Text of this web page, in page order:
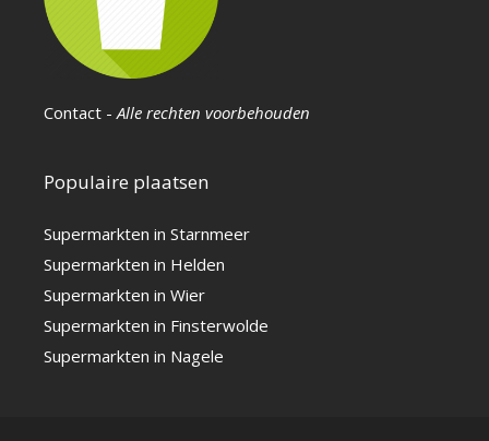
Contact - Alle rechten voorbehouden
Populaire plaatsen
Supermarkten in Starnmeer
Supermarkten in Helden
Supermarkten in Wier
Supermarkten in Finsterwolde
Supermarkten in Nagele